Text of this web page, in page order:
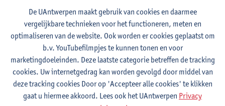
Contact
Campus Groenenborger
De UAntwerpen maakt gebruik van cookies en daarmee
vergelijkbare technieken voor het functioneren, meten en
optimaliseren van de website. Ook worden er cookies geplaatst om
b.v. YouTubefilmpjes te kunnen tonen en voor
marketingdoeleinden. Deze laatste categorie betreffen de tracking
cookies. Uw internetgedrag kan worden gevolgd door middel van
deze tracking cookies Door op 'Accepteer alle cookies' te klikken
gaat u hiermee akkoord. Lees ook het UAntwerpen Privacy